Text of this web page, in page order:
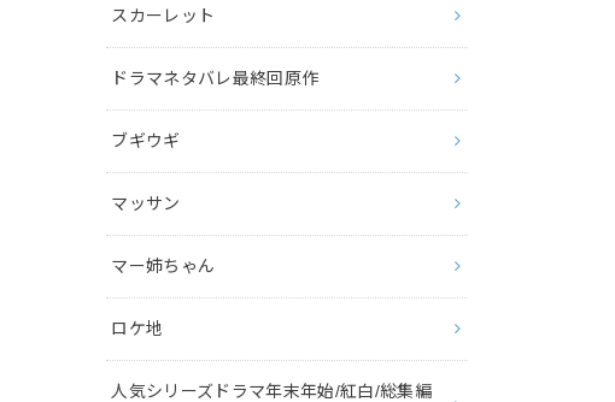
スカーレット
ドラマネタバレ最終回原作
ブギウギ
マッサン
マー姉ちゃん
ロケ地
人気シリーズドラマ年末年始/紅白/総集編